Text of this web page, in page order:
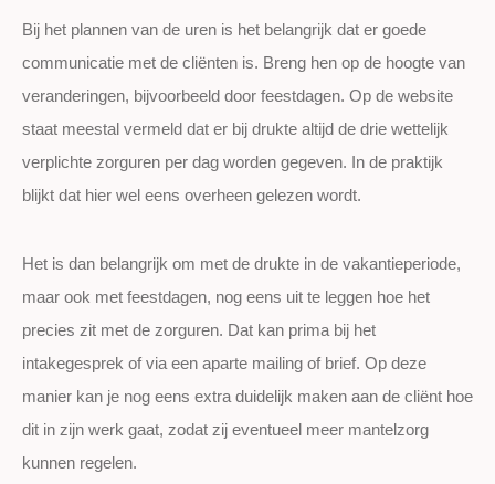
Bij het plannen van de uren is het belangrijk dat er goede
communicatie met de cliënten is. Breng hen op de hoogte van
veranderingen, bijvoorbeeld door feestdagen. Op de website
staat meestal vermeld dat er bij drukte altijd de drie wettelijk
verplichte zorguren per dag worden gegeven. In de praktijk
blijkt dat hier wel eens overheen gelezen wordt.
Het is dan belangrijk om met de drukte in de vakantieperiode,
maar ook met feestdagen, nog eens uit te leggen hoe het
precies zit met de zorguren. Dat kan prima bij het
intakegesprek of via een aparte mailing of brief. Op deze
manier kan je nog eens extra duidelijk maken aan de cliënt hoe
dit in zijn werk gaat, zodat zij eventueel meer mantelzorg
kunnen regelen.